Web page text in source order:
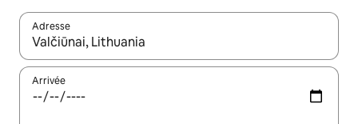
Adresse
Lorsque les résultats s'affichent, utilisez les flèches vers le
Arrivée